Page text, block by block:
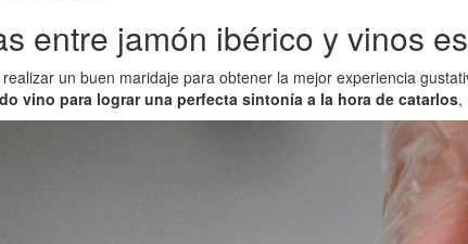
entre jamón ibérico y vinos
un buen maridaje para obtener la mejor experiencia
vino para lograr una perfecta sintonía a la hora de catarlos,